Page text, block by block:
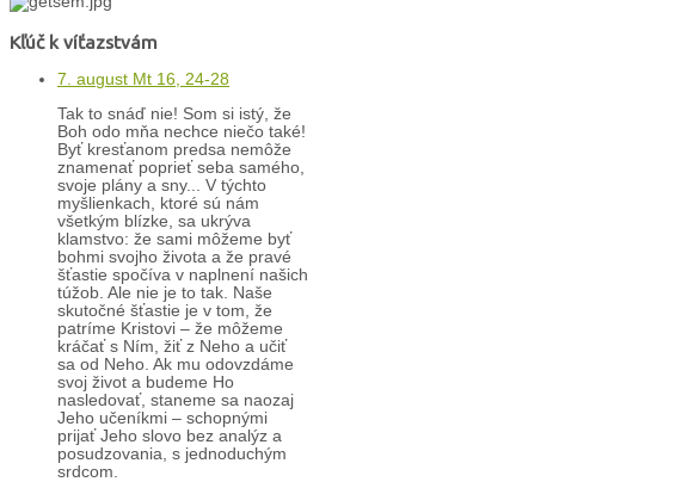
Kľúč k víťazstvám
7. august Mt 16, 24-28
Tak to snáď nie! Som si istý, že
Boh odo mňa nechce niečo také!
Byť kresťanom predsa nemôže
znamenať poprieť seba samého,
svoje plány a sny... V týchto
myšlienkach, ktoré sú nám
všetkým blízke, sa ukrýva
klamstvo: že sami môžeme byť
bohmi svojho života a že pravé
šťastie spočíva v naplnení našich
túžob. Ale nie je to tak. Naše
skutočné šťastie je v tom, že
patríme Kristovi – že môžeme
kráčať s Ním, žiť z Neho a učiť
sa od Neho. Ak mu odovzdáme
svoj život a budeme Ho
nasledovať, staneme sa naozaj
Jeho učeníkmi – schopnými
prijať Jeho slovo bez analýz a
posudzovania, s jednoduchým
srdcom.